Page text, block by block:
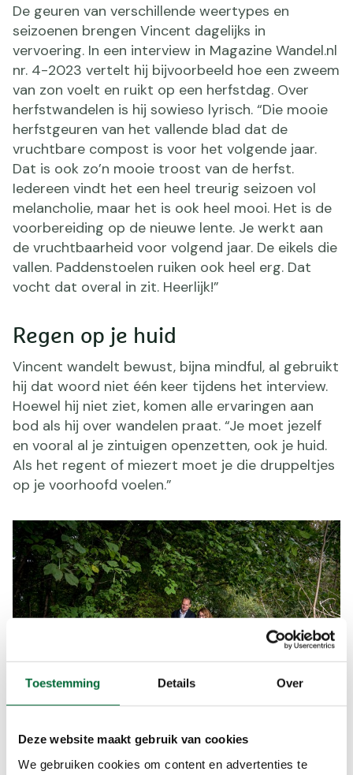
Toestemming Details Over
Deze website maakt gebruik van cookies
We gebruiken cookies om content en advertenties te
De geuren van verschillende weertypes en
seizoenen brengen Vincent dagelijks in
vervoering. In een interview in Magazine Wandel.nl
nr. 4-2023 vertelt hij bijvoorbeeld hoe een zweem
van zon voelt en ruikt op een herfstdag. Over
herfstwandelen is hij sowieso lyrisch. “Die mooie
herfstgeuren van het vallende blad dat de
vruchtbare compost is voor het volgende jaar.
Dat is ook zo’n mooie troost van de herfst.
Iedereen vindt het een heel treurig seizoen vol
melancholie, maar het is ook heel mooi. Het is de
voorbereiding op de nieuwe lente. Je werkt aan
de vruchtbaarheid voor volgend jaar. De eikels die
vallen. Paddenstoelen ruiken ook heel erg. Dat
vocht dat overal in zit. Heerlijk!”
Regen op je huid
Vincent wandelt bewust, bijna mindful, al gebruikt
hij dat woord niet één keer tijdens het interview.
Hoewel hij niet ziet, komen alle ervaringen aan
bod als hij over wandelen praat. “Je moet jezelf
en vooral al je zintuigen openzetten, ook je huid.
Als het regent of miezert moet je die druppeltjes
op je voorhoofd voelen.”
Nijhuis, Orange Pictures)